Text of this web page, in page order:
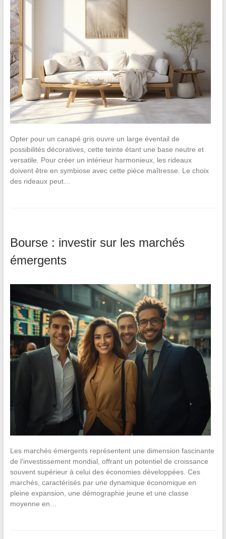
Opter pour un canapé gris ouvre un large éventail de
possibilités décoratives, cette teinte étant une base neutre et
versatile. Pour créer un intérieur harmonieux, les rideaux
doivent être en symbiose avec cette pièce maîtresse. Le choix
des rideaux peut…
Bourse : investir sur les marchés
émergents
Les marchés émergents représentent une dimension fascinante
de l’investissement mondial, offrant un potentiel de croissance
souvent supérieur à celui des économies développées. Ces
marchés, caractérisés par une dynamique économique en
pleine expansion, une démographie jeune et une classe
moyenne en…